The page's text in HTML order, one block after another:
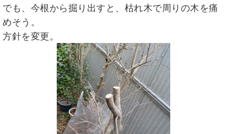
でも、今根から掘り出すと、枯れ木で周りの木を痛
めそう。
方針を変更。